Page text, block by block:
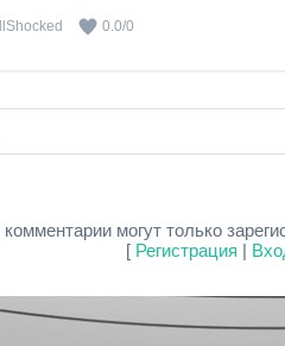
0.0/0
могут только
[ Регистрация |